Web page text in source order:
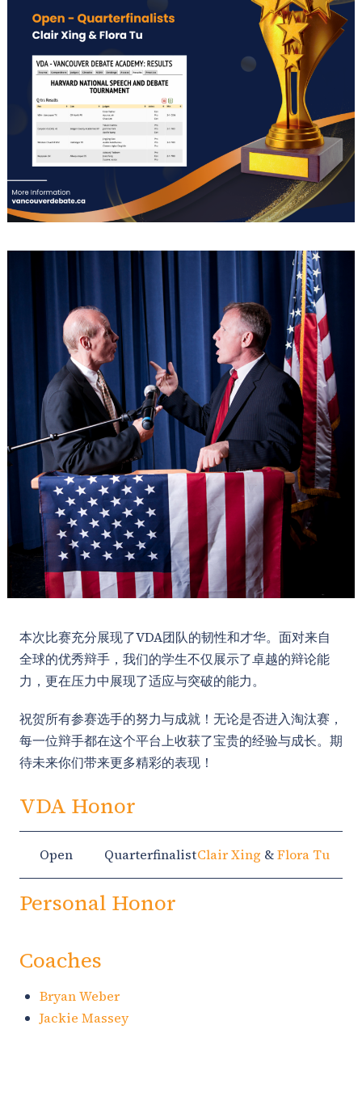
本次比赛充分展现了VDA团队的韧性和才华。面对来自
全球的优秀辩手，我们的学生不仅展示了卓越的辩论能
力，更在压力中展现了适应与突破的能力。
祝贺所有参赛选手的努力与成就！无论是否进入淘汰赛，
每一位辩手都在这个平台上收获了宝贵的经验与成长。期
待未来你们带来更多精彩的表现！
VDA Honor
Open QuarterfinalistClair Xing &Flora Tu
Personal Honor
Coaches
Bryan Weber
Jackie Massey